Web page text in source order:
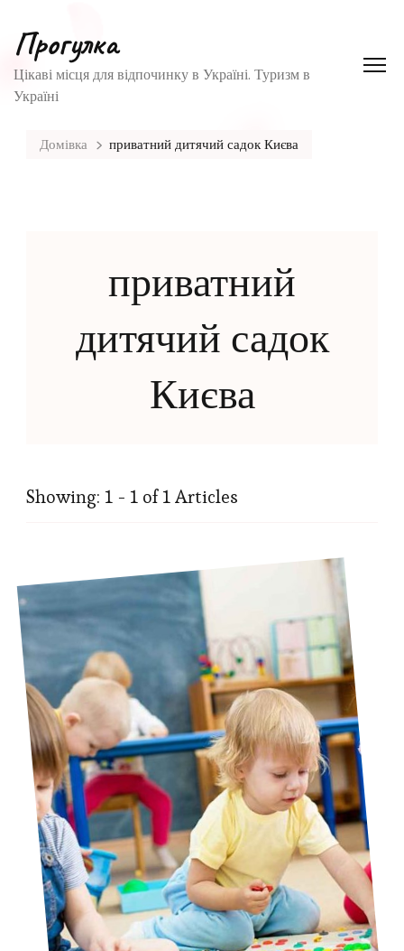
Прогулка
Цікаві місця для відпочинку в Україні. Туризм в
Україні
Домівка приватний дитячий садок Києва
приватний
дитячий садок
Києва
Showing: 1 - 1 of 1 Articles